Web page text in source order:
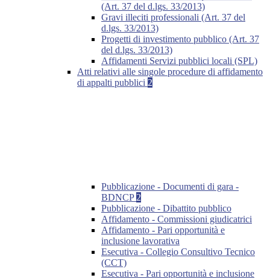
(Art. 37 del d.lgs. 33/2013)
Gravi illeciti professionali (Art. 37 del
d.lgs. 33/2013)
Progetti di investimento pubblico (Art. 37
del d.lgs. 33/2013)
Affidamenti Servizi pubblici locali (SPL)
Atti relativi alle singole procedure di affidamento
di appalti pubblici 2
Pubblicazione - Documenti di gara -
BDNCP 2
Pubblicazione - Dibattito pubblico
Affidamento - Commissioni giudicatrici
Affidamento - Pari opportunità e
inclusione lavorativa
Esecutiva - Collegio Consultivo Tecnico
(CCT)
Esecutiva - Pari opportunità e inclusione